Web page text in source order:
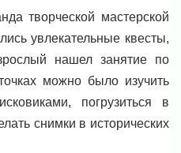
творческой мастерской
увлекательные квесты,
нашел занятие по
можно было изучить
погрузиться в
снимки в исторических